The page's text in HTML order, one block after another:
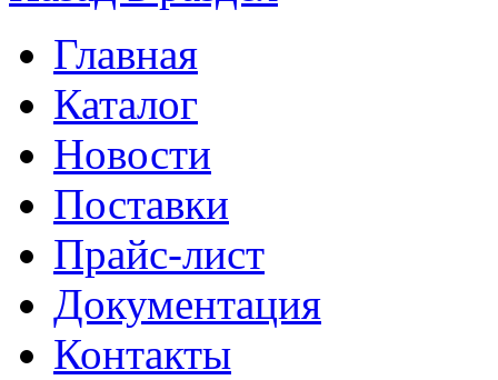
Главная
Каталог
Новости
Поставки
Прайс-лист
Документация
Контакты